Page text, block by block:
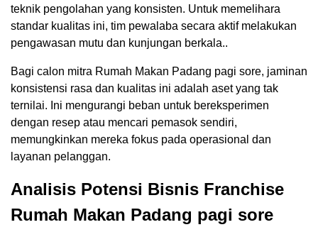
teknik pengolahan yang konsisten. Untuk memelihara
standar kualitas ini, tim pewalaba secara aktif melakukan
pengawasan mutu dan kunjungan berkala..
Bagi calon mitra Rumah Makan Padang pagi sore, jaminan
konsistensi rasa dan kualitas ini adalah aset yang tak
ternilai. Ini mengurangi beban untuk bereksperimen
dengan resep atau mencari pemasok sendiri,
memungkinkan mereka fokus pada operasional dan
layanan pelanggan.
Analisis Potensi Bisnis Franchise
Rumah Makan Padang pagi sore